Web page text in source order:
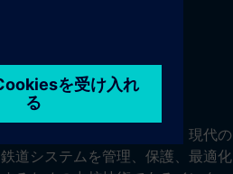
技術の重点分野
技能実習生プログラムでは、現代の
鉄道システムを管理、保護、最適化